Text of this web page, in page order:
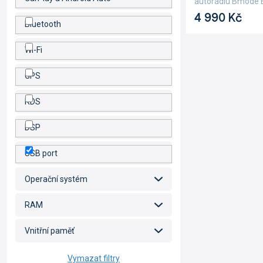
Bluetooth
Wi-Fi
GPS
RDS
DSP
USB port
Operační systém
RAM
Vnitřní paměť
Vymazat filtry
4 990 Kč